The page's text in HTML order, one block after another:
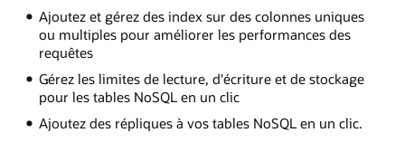
Ajoutez et gérez des index sur des colonnes uniques
ou multiples pour améliorer les performances des
requêtes
Gérez les limites de lecture, d'écriture et de stockage
pour les tables NoSQL en un clic
Ajoutez des répliques à vos tables NoSQL en un clic.